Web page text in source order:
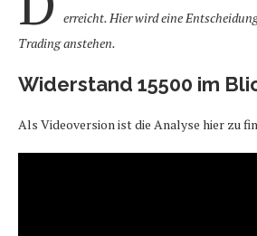
erreicht. Hier wird eine
Trading anstehen.
Widerstand 15500 im
Als Videoversion ist die Analyse hier zu